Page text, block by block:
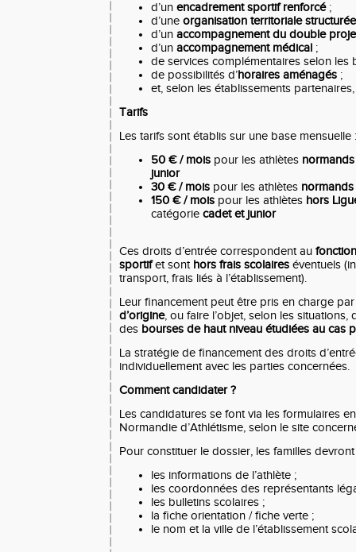
d’un encadrement sportif renforcé;
d’une organisation territoriale structurée
d’un accompagnement du double
d’un accompagnement médical ;
de services complémentaires selon les
de possibilités d’horaires aménagés ;
et, selon les établissements
Tarifs
Les tarifs sont établis sur une base mensuelle :
50 € / mois pour les athlètes normands
junior
30 € / mois pour les athlètes normands
150 € / mois pour les athlètes hors
catégorie cadet et junior
Ces droits d’entrée correspondent au
sportifet sont hors frais scolaires éventuels
transport, frais liés à l’établissement).
Leur financement peut être pris en charge
d’origine, ou faire l’objet, selon les situations,
des bourses de haut niveau étudiées au cas
La stratégie de financement des droits
individuellement avec les parties concernées.
Comment candidater ?
Les candidatures se font via les formulaires
Normandie d’Athlétisme, selon le site
Pour constituer le dossier, les familles
les informations de l’athlète ;
les coordonnées des représentants
les bulletins scolaires ;
la fiche orientation / fiche verte ;
le nom et la ville de l’établissement